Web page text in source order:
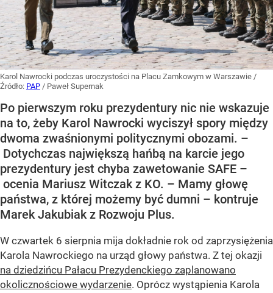
Karol Nawrocki podczas uroczystości na Placu Zamkowym w Warszawie /
Źródło: PAP / Paweł Supernak
Po pierwszym roku prezydentury nic nie wskazuje
na to, żeby Karol Nawrocki wyciszył spory między
dwoma zwaśnionymi politycznymi obozami. –
Dotychczas największą hańbą na karcie jego
prezydentury jest chyba zawetowanie SAFE –
ocenia Mariusz Witczak z KO. – Mamy głowę
państwa, z której możemy być dumni – kontruje
Marek Jakubiak z Rozwoju Plus.
W czwartek 6 sierpnia mija dokładnie rok od zaprzysiężenia
Karola Nawrockiego na urząd głowy państwa. Z tej okazji
na dziedzińcu Pałacu Prezydenckiego zaplanowano
okolicznościowe wydarzenie. Oprócz wystąpienia Karola